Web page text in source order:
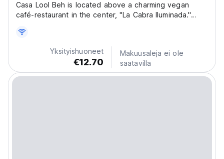
Casa Lool Beh is located above a charming vegan
café-restaurant in the center, "La Cabra Iluminada."
walk from the Parroquia de San Miguel, on one of the
main streets in the area. Decorated in a boho style,...
Yksityishuoneet
€12.70
Makuusaleja ei ole
saatavilla